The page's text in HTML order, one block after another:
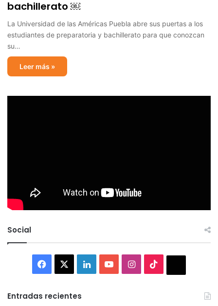
bachillerato ￼
La Universidad de las Américas Puebla abre sus puertas a los
estudiantes de preparatoria y bachillerato para que conozcan
su…
Leer más »
Social
Facebook LinkedInYouTubeInstagram
Entradas recientes